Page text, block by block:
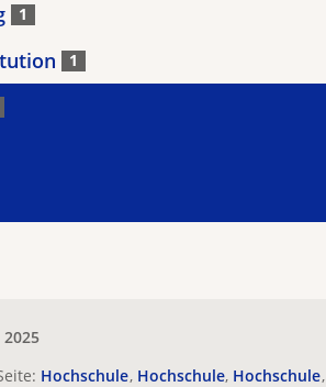
1
1
2025
Hochschule Hochschule Hochschule